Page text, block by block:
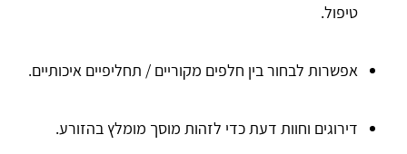
טיפול.
אפשרות לבחור בין חלפים מקוריים / תחליפיים איכותיים.
דירוגים וחוות דעת כדי לזהות מוסך מומלץ בהזורע.